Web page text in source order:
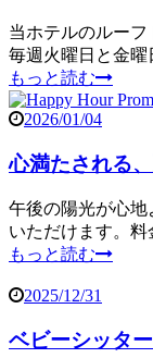
当ホテルのルー
毎週火曜日と金曜
もっと読む
2026/01/04
心満たされる
午後の陽光が心地
いただけます。料
もっと読む
2025/12/31
ベビーシッタ